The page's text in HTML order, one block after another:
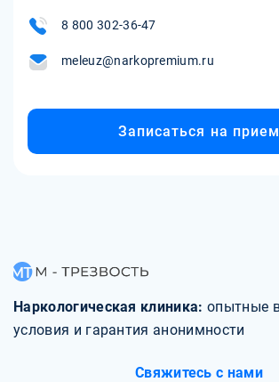
8 800 302-36-47
meleuz@narkopremium.ru
Записаться на прием
Наркологическая клиника: опытные
условия и гарантия анонимности
Свяжитесь с нами